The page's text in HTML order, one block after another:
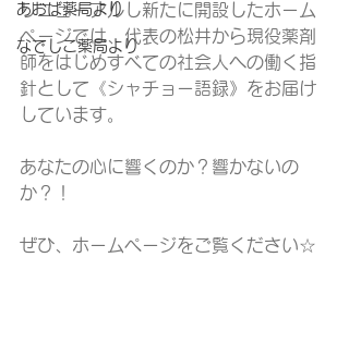
あおば薬局より
なでしこ薬局より
リニューアルし新たに開設したホーム
ページでは、代表の松井から現役薬剤
師をはじめすべての社会人への働く指
針として《シャチョー語録》をお届け
しています。
あなたの心に響くのか？響かないの
か？！
ぜひ、ホームページをご覧ください☆